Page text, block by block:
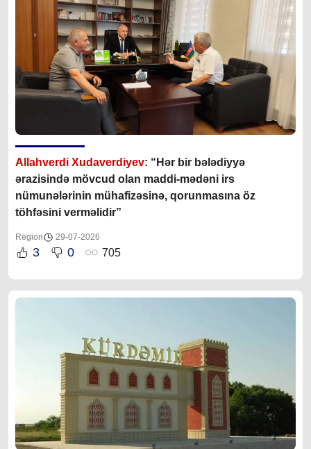
Allahverdi Xudaverdiyev: “Hər bir bələdiyyə
ərazisində mövcud olan maddi-mədəni irs
nümunələrinin mühafizəsinə, qorunmasına öz
töhfəsini verməlidir”
Region 29-07-2026
3 0 705